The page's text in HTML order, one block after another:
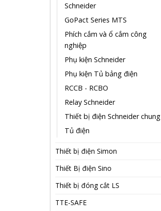
Schneider
GoPact Series MTS
Phích cắm và ổ cắm công
nghiệp
Phụ kiện Schneider
Phụ kiện Tủ bảng điện
RCCB - RCBO
Relay Schneider
Thiết bị điện Schneider chung
Tủ điện
Thiết bị điện Simon
Thiết Bị điện Sino
Thiết bị đóng cắt LS
TTE-SAFE